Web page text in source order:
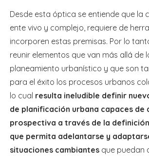
Desde esta óptica se entiende que la
ente vivo y complejo, requiere de
incorporen estas premisas. Por lo
reunir elementos que van más allá de
planeamiento urbanístico y que son
para el éxito los procesos urbanos
lo cual resulta ineludible definir
de planificación urbana capaces de
prospectiva a través de la
que permita adelantarse y
situaciones cambiantes que puedan